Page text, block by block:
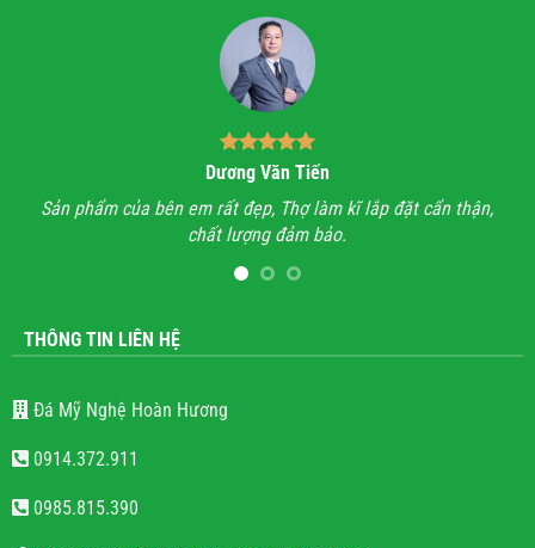
thận,
Bùi Quốc Trung
Anh đã đi xem rất nhiều những công trình lăng mộ đá, hầu
hết mọi công trình không thấy sự sắc sảo, tinh tế, họ chỉ
lượng.
Đá Mỹ Nghệ Hoàn Hương
0914.372.911